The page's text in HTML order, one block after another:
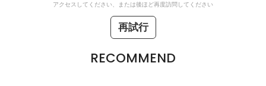
アクセスしてください、または後ほど再度訪問してください
再試行
RECOMMEND